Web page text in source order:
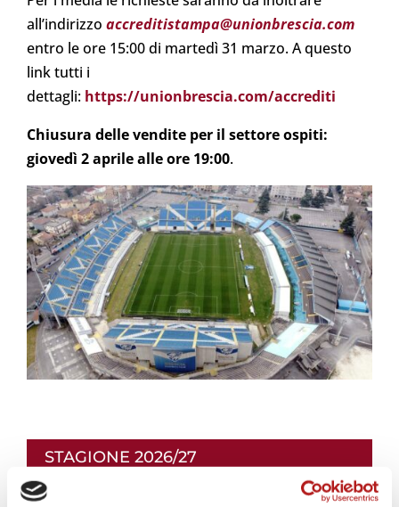
all’indirizzo accreditistampa@unionbrescia.com
entro le ore 15:00 di martedì 31 marzo. A questo
link tutti i
dettagli: https://unionbrescia.com/accrediti
Chiusura delle vendite per il settore ospiti:
giovedì 2 aprile alle ore 19:00.
STAGIONE 2026/27